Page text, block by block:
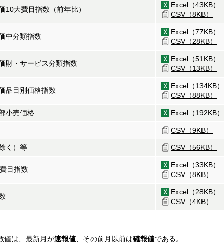
10大費目指数（前年比）
Excel（43KB）
CSV（8KB）
中分類指数
Excel（77KB）
CSV（28KB）
財・サービス分類指数
Excel（51KB）
CSV（13KB）
品目別価格指数
Excel（134KB）
CSV（88KB）
小売価格 Excel（192KB）
CSV（9KB）
く）等 CSV（56KB）
目指数
Excel（33KB）
CSV（8KB）
Excel（28KB）
CSV（4KB）
値は、最新月が速報値 、その前月以前は確報値である。